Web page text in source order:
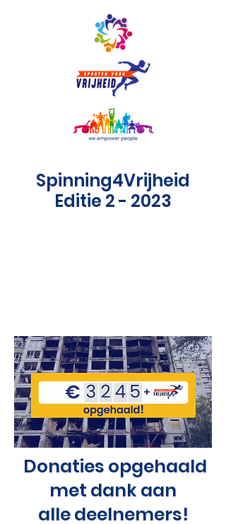
Spinning4Vrijheid
Editie 2 - 2023
Donaties opgehaald
met dank aan
alle deelnemers!